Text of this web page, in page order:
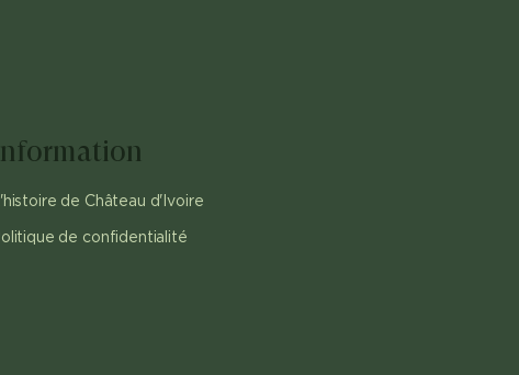
de Château d'Ivoire
de confidentialité